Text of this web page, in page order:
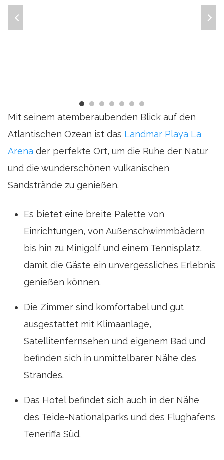
Mit seinem atemberaubenden Blick auf den
Atlantischen Ozean ist das Landmar Playa La
Arena der perfekte Ort, um die Ruhe der Natur
und die wunderschönen vulkanischen
Sandstrände zu genießen.
Es bietet eine breite Palette von
Einrichtungen, von Außenschwimmbädern
bis hin zu Minigolf und einem Tennisplatz,
damit die Gäste ein unvergessliches Erlebnis
genießen können.
Die Zimmer sind komfortabel und gut
ausgestattet mit Klimaanlage,
Satellitenfernsehen und eigenem Bad und
befinden sich in unmittelbarer Nähe des
Strandes.
Das Hotel befindet sich auch in der Nähe
des Teide-Nationalparks und des Flughafens
Teneriffa Süd.